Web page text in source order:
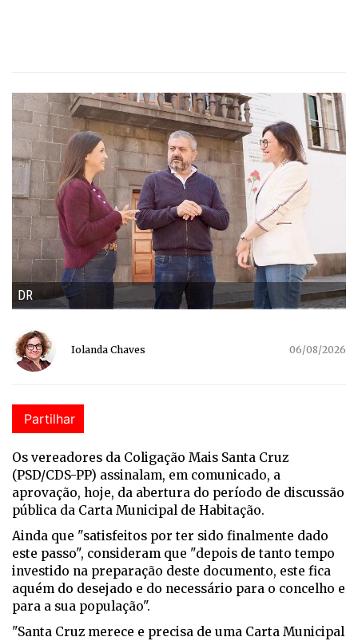
DR
Iolanda Chaves 06/08/2026
Partilhar
Os vereadores da Coligação Mais Santa Cruz
(PSD/CDS-PP) assinalam, em comunicado, a
aprovação, hoje, da abertura do período de discussão
pública da Carta Municipal de Habitação.
Ainda que "satisfeitos por ter sido finalmente dado
este passo", consideram que "depois de tanto tempo
investido na preparação deste documento, este fica
aquém do desejado e do necessário para o concelho e
para a sua população".
"Santa Cruz merece e precisa de uma Carta Municipal